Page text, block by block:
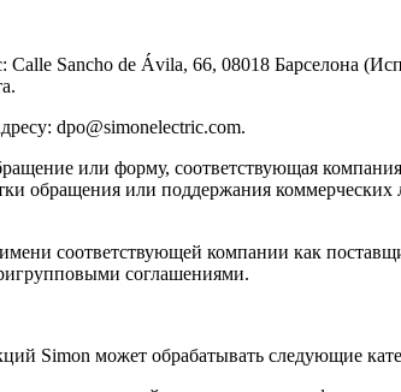
Sancho de Ávila, 66, 08018 Барселона
dpo@simonelectric.com.
или форму, соответствующая
обращения или поддержания
соответствующей компании как
соглашениями.
Simon может обрабатывать следующие